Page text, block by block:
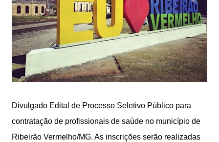
Divulgado Edital de Processo Seletivo Público para
contratação de profissionais de saúde no município de
Ribeirão Vermelho/MG. As inscrições serão realizadas